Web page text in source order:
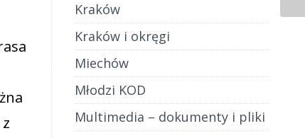
Kraków
Kraków i okręgi
Miechów
Młodzi KOD
Multimedia – dokumenty i pliki